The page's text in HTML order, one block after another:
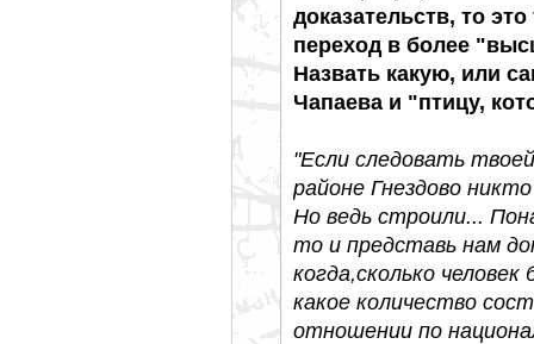
доказательств, то
переход в более
Назвать какую, или
Чапаева и "птицу,
"Если следовать
районе Гнездово
Но ведь строили...
то и представь нам
когда,сколько
какое количество
отношении по